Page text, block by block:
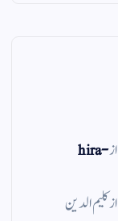
ازhira-
ازکلیم الدین